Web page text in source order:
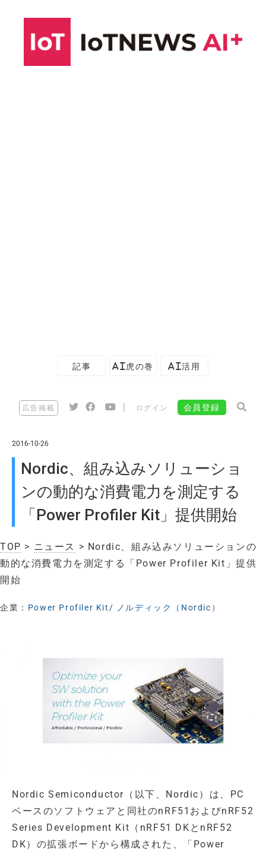
記事 AI虎の巻 AI活用
広告掲載 ログイン 会員登録
2016-10-26
Nordic、組み込みソリューショ
ンの動的な消費電力を測定する
「Power Profiler Kit」提供開始
TOP > ニュース > Nordic、組み込みソリューションの
動的な消費電力を測定する「Power Profiler Kit」提供
開始
企業： Power Profiler Kit/ ノルディック（Nordic）
Nordic Semiconductor（以下、Nordic）は、PC
ベースのソフトウェアと同社のnRF51およびnRF52
Series Development Kit（nRF51 DKとnRF52
DK）の拡張ボードから構成された、「Power